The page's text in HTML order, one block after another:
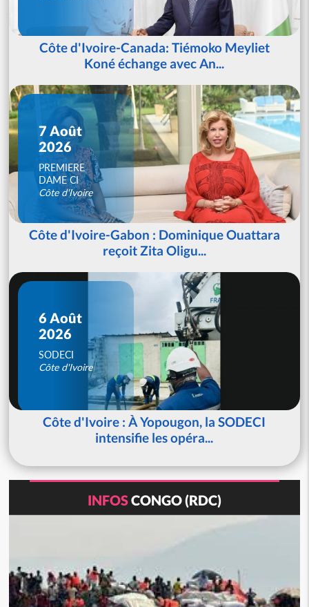
Côte d'Ivoire-Canada: Tiémoko Meyliet
Koné échange avec An...
7 Août
2026
PREMIERE
DAME CI
Côte d'Ivoire
Côte d'Ivoire-Gabon : Dominique Ouattara
reçoit Zita Oligu...
6 Août
2026
SODECI
Côte d'Ivoire
Côte d'Ivoire : À Yopougon, la SODECI
intensifie les opéra...
INFOSCONGO (RDC)